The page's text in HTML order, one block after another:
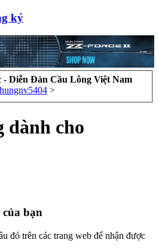
ký
Diễn Đàn Cầu Lông Việt Nam
hungnv5404 >
cho
bạn
đó trên các trang web để nhận được